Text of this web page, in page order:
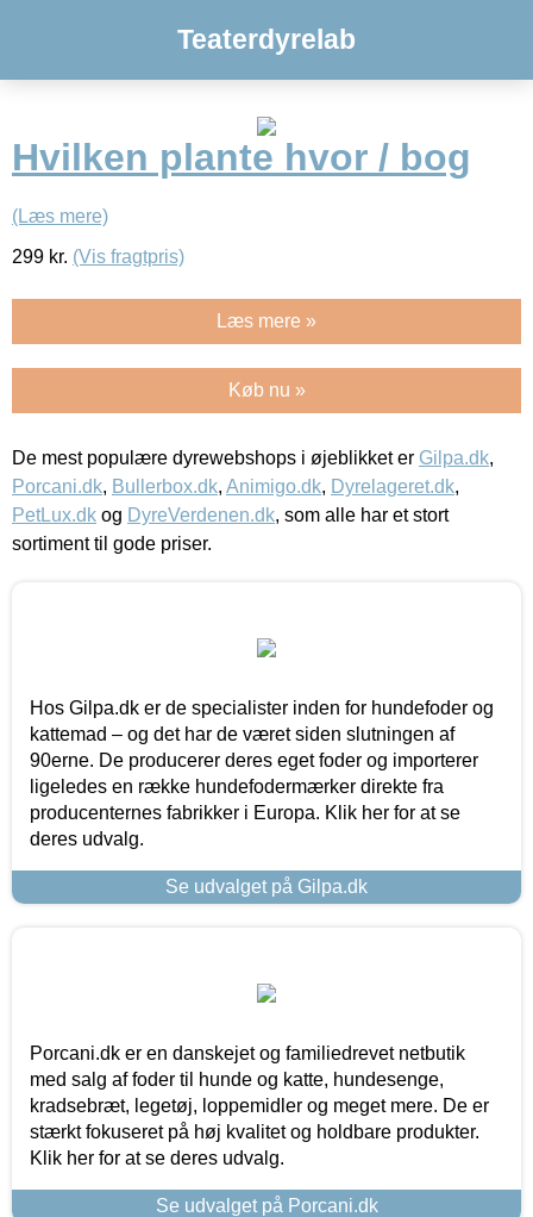
Teaterdyrelab
Hvilken plante hvor / bog
(Læs mere)
299 kr. (Vis fragtpris)
Læs mere »
Køb nu »
De mest populære dyrewebshops i øjeblikket er Gilpa.dk,
Porcani.dk, Bullerbox.dk, Animigo.dk, Dyrelageret.dk,
PetLux.dk og DyreVerdenen.dk, som alle har et stort
sortiment til gode priser.
Hos Gilpa.dk er de specialister inden for hundefoder og
kattemad – og det har de været siden slutningen af
90erne. De producerer deres eget foder og importerer
ligeledes en række hundefodermærker direkte fra
producenternes fabrikker i Europa. Klik her for at se
deres udvalg.
Se udvalget på Gilpa.dk
Porcani.dk er en danskejet og familiedrevet netbutik
med salg af foder til hunde og katte, hundesenge,
kradsebræt, legetøj, loppemidler og meget mere. De er
stærkt fokuseret på høj kvalitet og holdbare produkter.
Klik her for at se deres udvalg.
Se udvalget på Porcani.dk